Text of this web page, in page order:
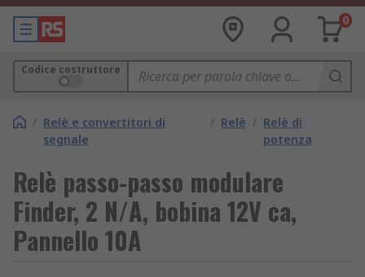
0
Codice costruttore
/ Relè e convertitori di
segnale
/ Relè / Relè di
potenza
Relè passo-passo modulare
Finder, 2 N/A, bobina 12V ca,
Pannello 10A